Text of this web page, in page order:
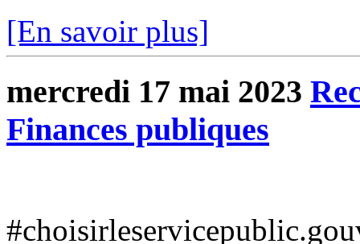
[En savoir plus]
mercredi 17 mai 2023
Finances publiques